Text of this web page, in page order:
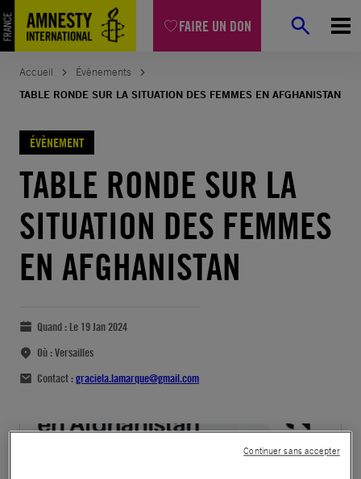
FAIRE UN DON
Accueil
Évènements
TABLE RONDE SUR LA SITUATION DES FEMMES EN AFGHANISTAN
ÉVÈNEMENT
TABLE RONDE SUR LA
SITUATION DES FEMMES
EN AFGHANISTAN
Quand : Le 19 Jan 2024
Où :Versailles
Contact :graciela.lamarque@gmail.com
Continuer sans accepter